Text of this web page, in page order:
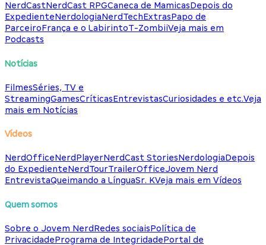
NerdCastNerdCast RPGCaneca de MamicasDepois do
ExpedienteNerdologiaNerdTechExtrasPapo de
ParceiroFrança e o LabirintoT-ZombiiVeja mais em
Podcasts
Notícias
FilmesSéries, TV e
StreamingGamesCríticasEntrevistasCuriosidades e etc.Veja
mais em Notícias
Vídeos
NerdOfficeNerdPlayerNerdCast StoriesNerdologiaDepois
do ExpedienteNerdTourTrailerOfficeJovem Nerd
EntrevistaQueimando a LínguaSr. KVeja mais em Vídeos
Quem somos
Sobre o Jovem NerdRedes sociaisPolítica de
PrivacidadePrograma de IntegridadePortal de